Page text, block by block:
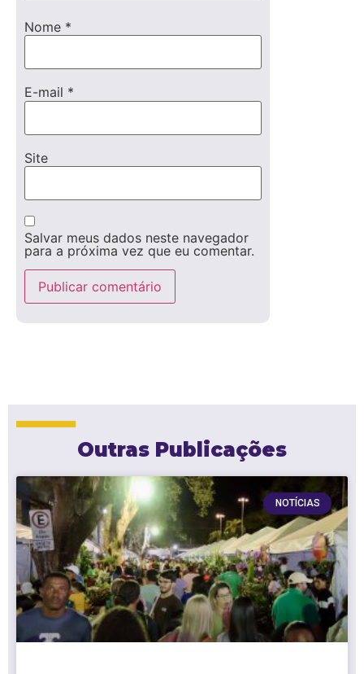
Nome *
E-mail *
Site
Salvar meus dados neste navegador
para a próxima vez que eu comentar.
Outras Publicações
NOTÍCIAS